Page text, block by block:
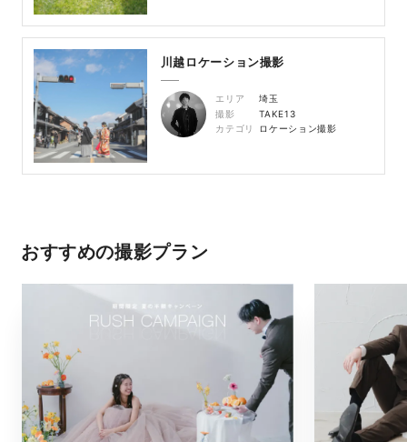
川越ロケーション撮影
エリア
埼玉
撮影
TAKE13
カテゴリ
ロケーション撮影
おすすめの撮影プラン